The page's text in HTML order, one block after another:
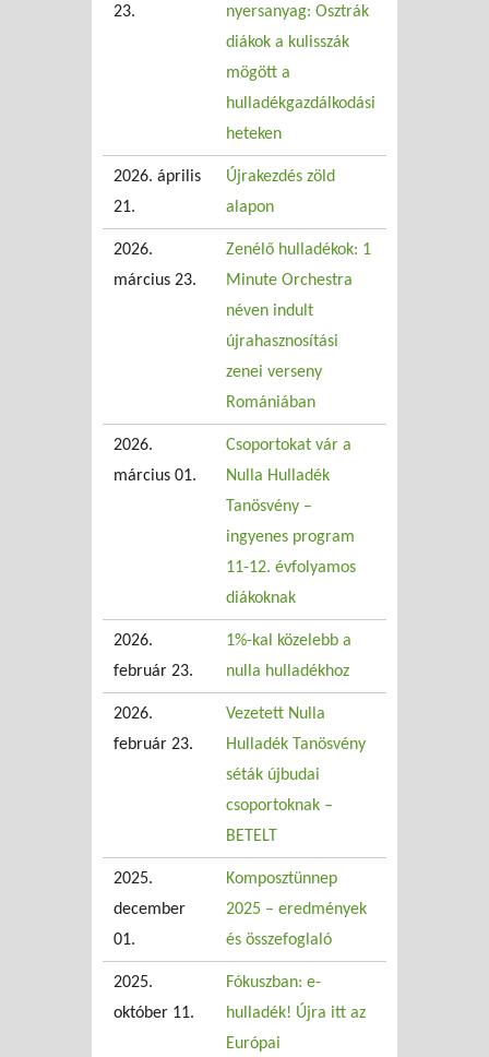
23.
nyersanyag: Osztrák
diákok a kulisszák
mögött a
hulladékgazdálkodási
heteken
2026. április
21.
Újrakezdés zöld
alapon
2026.
március 23.
Zenélő hulladékok: 1
Minute Orchestra
néven indult
újrahasznosítási
zenei verseny
Romániában
2026.
március 01.
Csoportokat vár a
Nulla Hulladék
Tanösvény –
ingyenes program
11-12. évfolyamos
diákoknak
2026.
február 23.
1%-kal közelebb a
nulla hulladékhoz
2026.
február 23.
Vezetett Nulla
Hulladék Tanösvény
séták újbudai
csoportoknak –
BETELT
2025.
december
01.
Komposztünnep
2025 – eredmények
és összefoglaló
2025.
október 11.
Fókuszban: e-
hulladék! Újra itt az
Európai